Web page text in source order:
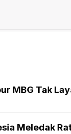
MBG Tak
Meledak